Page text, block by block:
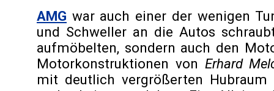
AMG war auch einer der wenigen
und Schweller an die Autos
aufmöbelten, sondern auch den
Motorkonstruktionen von Erhard
mit deutlich vergrößerten